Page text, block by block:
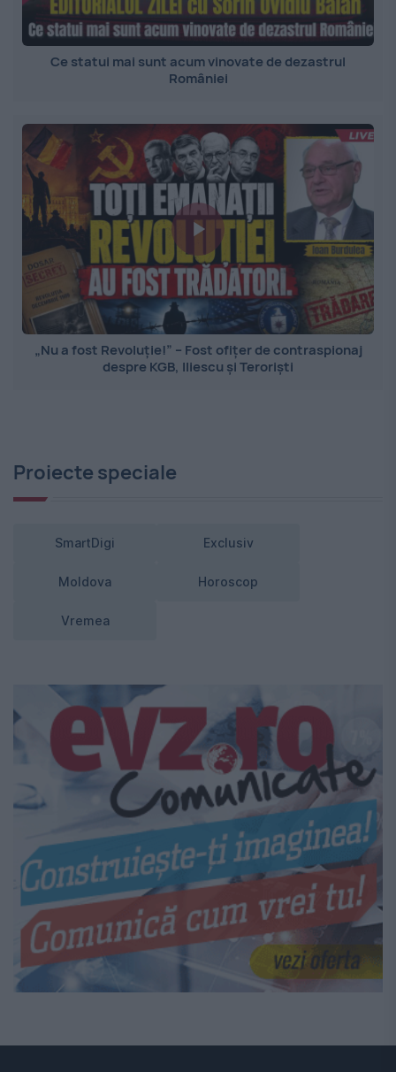
Ce statui mai sunt acum vinovate de dezastrul
României
„Nu a fost Revoluție!” – Fost ofițer de contraspionaj
despre KGB, Iliescu și Teroriști
Proiecte speciale
SmartDigi Exclusiv
Moldova Horoscop
Vremea